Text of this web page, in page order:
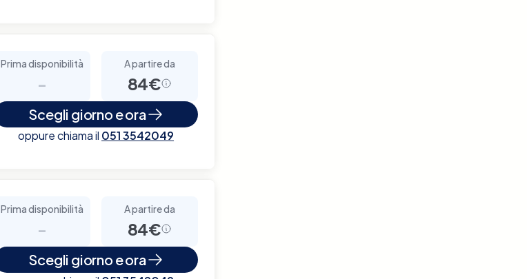
Prima disponibilità
-
A partire da
84€
Scegli giorno e ora
oppure chiama il 051 3542049
Prima disponibilità
-
A partire da
84€
Scegli giorno e ora